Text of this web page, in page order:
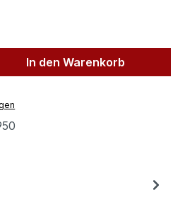
Gib den
In den Warenkorb